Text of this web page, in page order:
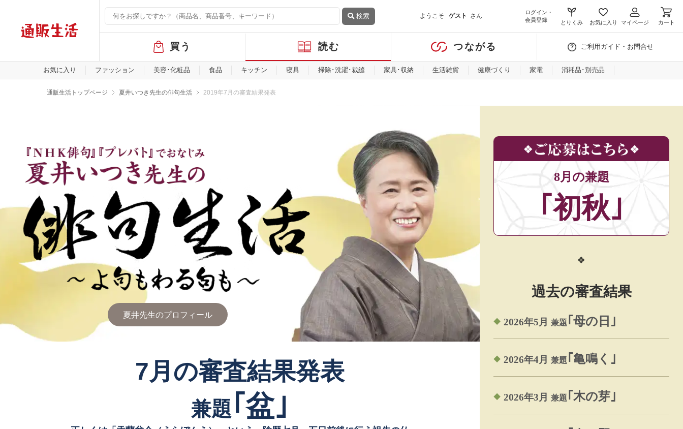
検索 ようこそ ゲスト さん
ログイン・
会員登録
とりくみ お気に入り マイページ カート
バ
ル
メ
買う 読む つながる ご利用ガイド・お問合せ
お気に入り ファッション 美容･化粧品 食品 キッチン 寝具 掃除･洗濯･裁縫 家具･収納 生活雑貨 健康づくり 家電 消耗品･別売品
通販生活トップページ 夏井いつき先生の俳句生活 2019年7月の審査結果発表
夏井先生のプロフィール
7月の審査結果発表
兼題 ｢盆｣
8月の兼題
｢初秋｣
過去の審査結果
2026年5月 兼題 ｢母の日｣
2026年4月 兼題 ｢亀鳴く｣
2026年3月 兼題 ｢木の芽｣